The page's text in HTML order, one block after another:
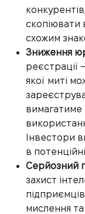
скопіювати
схожим
Зниження
реєстрації
якої миті
вимагатиме
Інвестори
в
Серйозний
захист
мислення